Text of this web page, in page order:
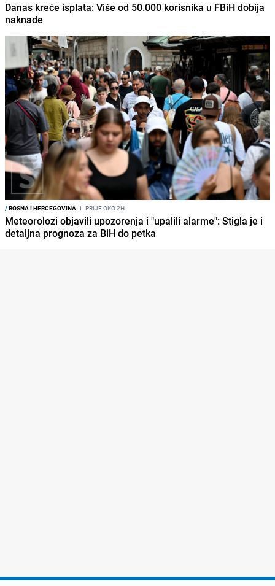
Danas kreće isplata: Više od 50.000 korisnika u FBiH dobija
naknade
/BOSNA I HERCEGOVINA I PRIJE OKO 2H
Meteorolozi objavili upozorenja i "upalili alarme": Stigla je i
detaljna prognoza za BiH do petka